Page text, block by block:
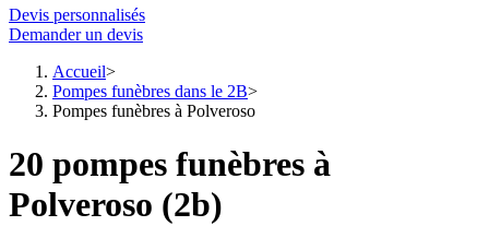
Devis personnalisés
Demander un devis
Accueil
Pompes funèbres dans le 2B
Pompes funèbres à Polveroso
20 pompes funèbres à
Polveroso (2b)